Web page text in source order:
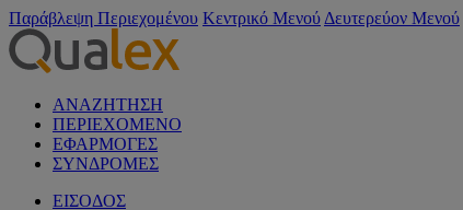
Παράβλεψη Περιεχομένου Κεντρικό Μενού Δευτερεύον Μενού
ΑΝΑΖΗΤΗΣΗ
ΠΕΡΙΕΧΟΜΕΝΟ
ΕΦΑΡΜΟΓΕΣ
ΣΥΝΔΡΟΜΕΣ
ΕΙΣΟΔΟΣ